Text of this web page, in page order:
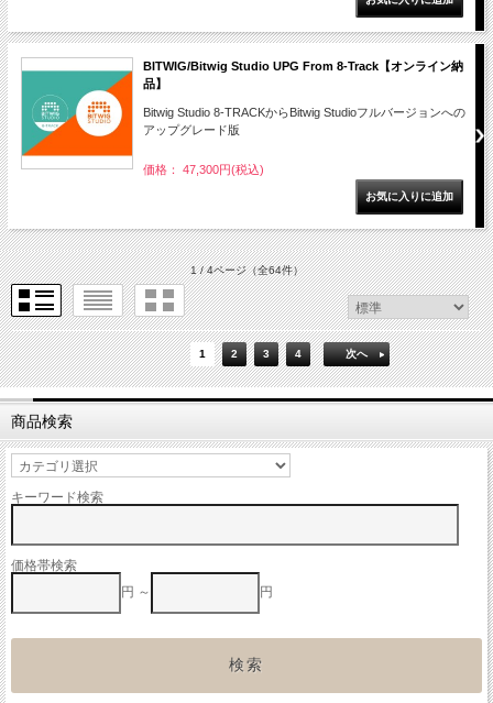
BITWIG/Bitwig Studio UPG From 8-Track【オンライン納
品】
Bitwig Studio 8-TRACKからBitwig Studioフルバージョンへの
アップグレード版
価格： 47,300円(税込)
1 / 4ページ（全64件）
1 2 3 4 次へ
商品検索
キーワード検索
価格帯検索
円 ～
円